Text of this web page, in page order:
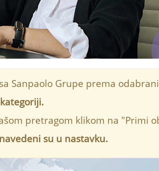
Sanpaolo Grupe prema
pretragom klikom na "Primi
su u nastavku.